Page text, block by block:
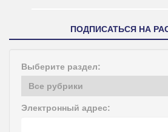
ПОДПИСАТЬСЯ НА
Выберите раздел:
Электронный адрес: